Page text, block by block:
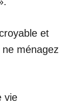
et
ménagez
vie